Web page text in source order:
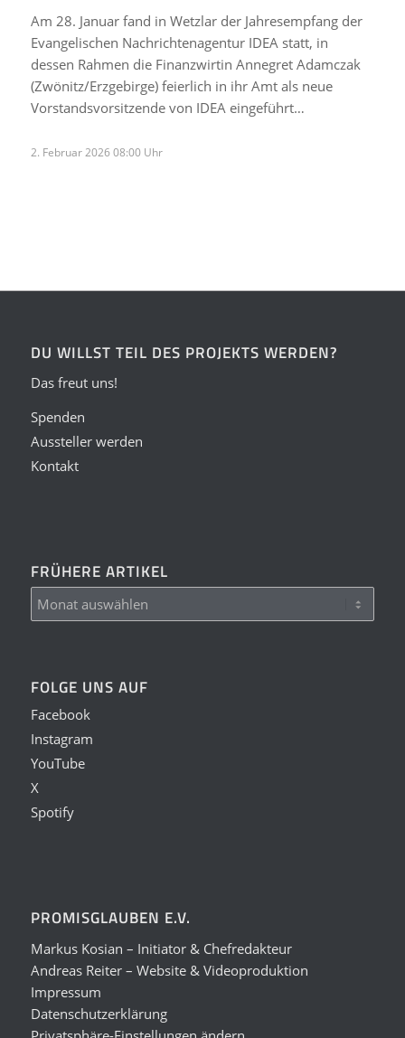
Am 28. Januar fand in Wetzlar der Jahresempfang der
Evangelischen Nachrichtenagentur IDEA statt, in
dessen Rahmen die Finanzwirtin Annegret Adamczak
(Zwönitz/Erzgebirge) feierlich in ihr Amt als neue
Vorstandsvorsitzende von IDEA eingeführt…
2. Februar 2026 08:00 Uhr
DU WILLST TEIL DES PROJEKTS WERDEN?
Das freut uns!
Spenden
Aussteller werden
Kontakt
FRÜHERE ARTIKEL
FOLGE UNS AUF
Facebook
Instagram
YouTube
X
Spotify
PROMISGLAUBEN E.V.
Markus Kosian – Initiator & Chefredakteur
Andreas Reiter – Website & Videoproduktion
Impressum
Datenschutzerklärung